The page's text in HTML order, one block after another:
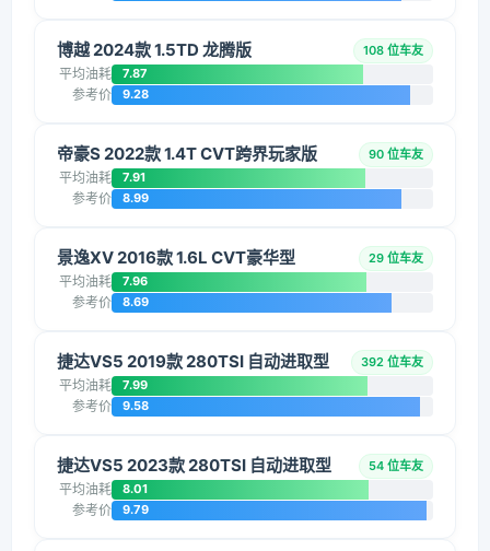
博越 2024款 1.5TD 龙腾版 108 位车友
平均油耗 7.87
参考价 9.28
帝豪S 2022款 1.4T CVT跨界玩家版 90 位车友
平均油耗 7.91
参考价 8.99
景逸XV 2016款 1.6L CVT豪华型 29 位车友
平均油耗 7.96
参考价 8.69
捷达VS5 2019款 280TSI 自动进取型 392 位车友
平均油耗 7.99
参考价 9.58
捷达VS5 2023款 280TSI 自动进取型 54 位车友
平均油耗 8.01
参考价 9.79